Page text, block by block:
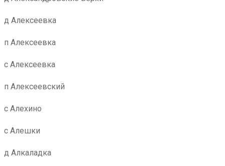
д Алексеевка
п Алексеевка
с Алексеевка
п Алексеевский
с Алехино
с Алешки
д Алкаладка